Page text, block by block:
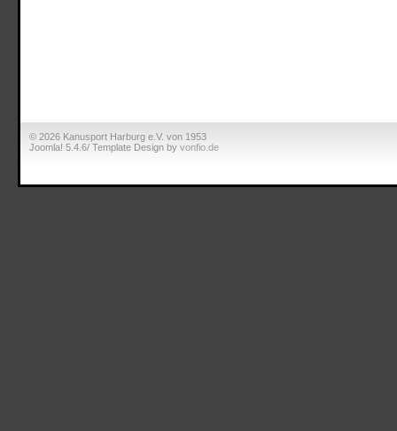
© 2026 Kanusport Harburg e.V. von 1953
Joomla! 5.4.6/ Template Design by vonfio.de